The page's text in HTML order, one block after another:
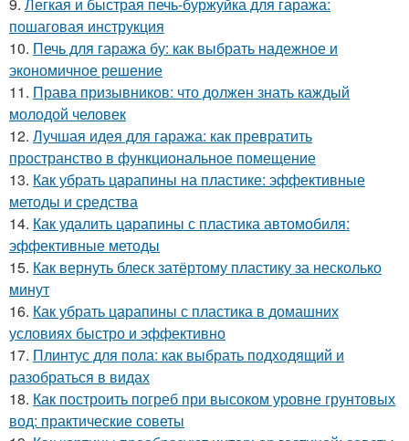
пошаговая инструкция
10. Печь для гаража бу: как выбрать надежное и
экономичное решение
11. Права призывников: что должен знать каждый
молодой человек
12. Лучшая идея для гаража: как превратить
пространство в функциональное помещение
13. Как убрать царапины на пластике: эффективные
методы и средства
14. Как удалить царапины с пластика автомобиля:
эффективные методы
15. Как вернуть блеск затёртому пластику за несколько
минут
16. Как убрать царапины с пластика в домашних
условиях быстро и эффективно
17. Плинтус для пола: как выбрать подходящий и
разобраться в видах
18. Как построить погреб при высоком уровне грунтовых
вод: практические советы